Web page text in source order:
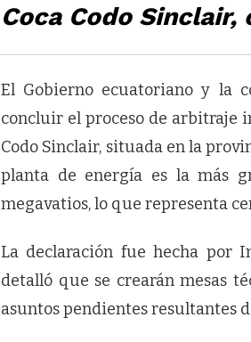
Coca Codo Sinclair,
El Gobierno ecuatoriano y la
concluir el proceso de arbitraje
Codo Sinclair, situada en la
planta de energía es la más
megavatios, lo que representa
La declaración fue hecha por
detalló que se crearán mesas
asuntos pendientes resultantes